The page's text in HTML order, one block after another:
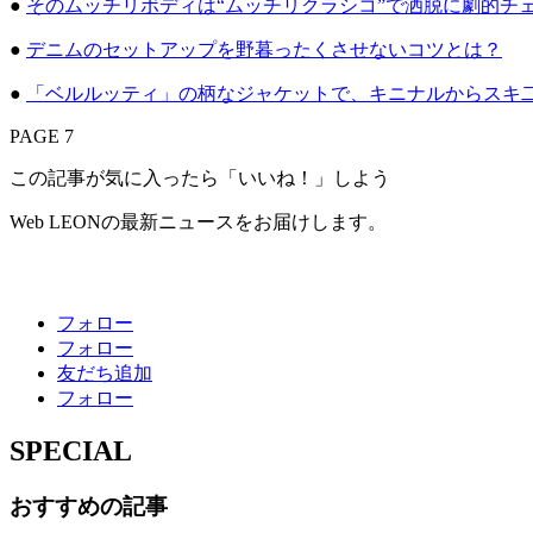
● そのムッチリボディは“ムッチリクラシコ”で洒脱に劇的チ
● デニムのセットアップを野暮ったくさせないコツとは？
● 「ベルルッティ」の柄なジャケットで、キニナルからスキ
PAGE 7
この記事が気に入ったら「いいね！」しよう
Web LEONの最新ニュースをお届けします。
フォロー
フォロー
友だち追加
フォロー
SPECIAL
おすすめの記事